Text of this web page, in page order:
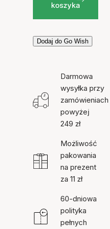
koszyka
Dodaj do Go Wish
Darmowa
wysyłka przy
zamówieniach
powyżej
249 zł
Możliwość
pakowania
na prezent
za 11 zł
60-dniowa
polityka
pełnych